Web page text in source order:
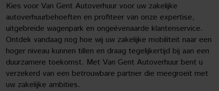
Kies voor Van Gent Autoverhuur voor uw zakelijke
autoverhuurbehoeften en profiteer van onze expertise,
uitgebreide wagenpark en ongeëvenaarde klantenservice.
Ontdek vandaag nog hoe wij uw zakelijke mobiliteit naar een
hoger niveau kunnen tillen en draag tegelijkertijd bij aan een
duurzamere toekomst. Met Van Gent Autoverhuur bent u
verzekerd van een betrouwbare partner die meegroeit met
uw zakelijke ambities.